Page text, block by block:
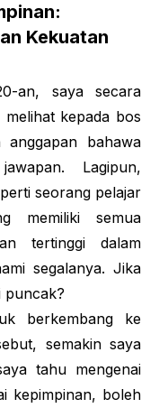
Kekuatan
an, saya secara
kepada bos
bahawa
Lagipun,
seorang pelajar
memiliki semua
tertinggi dalam
segalanya. Jika
puncak?
berkembang ke
semakin saya
tahu mengenai
kepimpinan, boleh